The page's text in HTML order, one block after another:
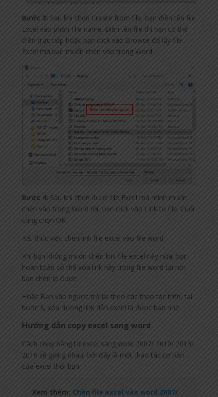
Bước 3: Sau khi chọn Create from file, bạn điền tên file
Excel vào phần Flie name. Điền tên file thì bạn có thể
điền trực tiếp hoặc bạn click vào Browse để lấy file
Excel mà bạn muốn chèn vào trong Word.
Bước 4: Sau khi chọn được file Excel mà mình muốn
chèn vào trong Word rồi, bạn click vào Link to file. Cuối
cùng chọn OK
Kết thúc việc chèn link file excel vào file word.
Khi bạn không muốn chèn link file excel này nữa, bạn
hoàn toàn có thể xóa link này trong file word tại nơi
bạn chèn là được.
Hoặc Bạn vào ngược trở lại theo các thao tác trên, tại
bước 3, xóa đường link dẫn excel là được bạn nhé.
Hướng dẫn copy excel sang word
Cách copy bảng từ excel sang word 2007/ 2010/ 2013/
2016 sẽ giống nhau, bởi đây là một thao tác cơ bản
của excel thôi bạn
Xem thêm: Chèn file excel vào word 2007/